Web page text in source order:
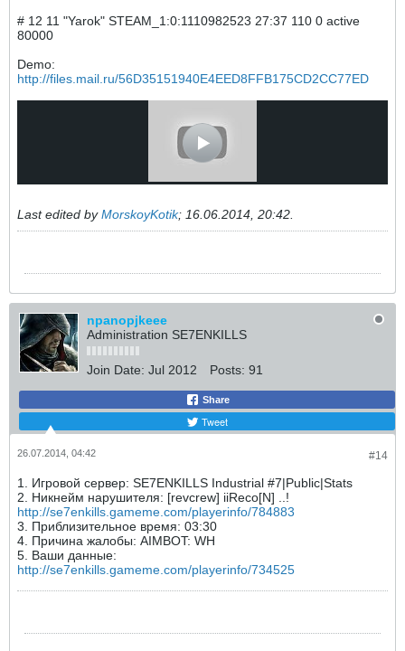
# 12 11 "Yarok" STEAM_1:0:1110982523 27:37 110 0 active
80000
Demo:
http://files.mail.ru/56D35151940E4EED8FFB175CD2CC77ED
Last edited byMorskoyKotik; 16.06.2014, 20:42
npanopjkeee
Administration SE7ENKILLS
Join Date: Jul 2012 Posts: 91
Share
Tweet
#14
26.07.2014, 04:42
1. Игровой сервер: SE7ENKILLS Industrial #7|Public|Stats
2. Никнейм нарушителя: [revcrew] iiReco[N] ..!
http://se7enkills.gameme.com/playerinfo/784883
3. Приблизительное время: 03:30
4. Причина жалобы: AIMBOT: WH
5. Ваши данные:
http://se7enkills.gameme.com/playerinfo/734525